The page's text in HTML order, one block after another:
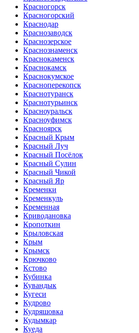
Красногорск
Красногорский
Краснодар
Краснозаводск
Краснозерское
Краснознаменск
Краснокаменск
Краснокамск
Краснокумское
Красноперекопск
Краснотуранск
Краснотурьинск
Красноуральск
Красноуфимск
Красноярск
Красный Крым
Красный Луч
Красный Посёлок
Красный Сулин
Красный Чикой
Красный Яр
Кременки
Кременкуль
Кременная
Криводановка
Кропоткин
Крыловская
Крым
Крымск
Крючково
Кстово
Кубинка
Кувандык
Кугеси
Кудрово
Кудряшовка
Кудымкар
Куеда